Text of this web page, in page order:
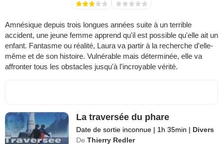
Amnésique depuis trois longues années suite à un terrible
accident, une jeune femme apprend qu'il est possible qu'elle ait un
enfant. Fantasme ou réalité, Laura va partir à la recherche d'elle-
même et de son histoire. Vulnérable mais déterminée, elle va
affronter tous les obstacles jusqu'à l'incroyable vérité.
La traversée du phare
Date de sortie inconnue | 1h 35min | Divers
De Thierry Redler